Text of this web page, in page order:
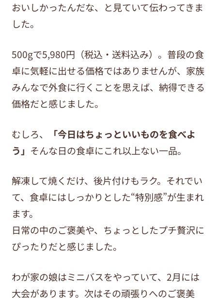
おいしかったんだな、と見ていて伝わってきま
した。
500gで5,980円（税込・送料込み）。普段の食
卓に気軽に出せる価格ではありませんが、家族
みんなで外食に行くことを思えば、納得できる
価格だと感じました。
むしろ、
「今日はちょっといいものを食べよ
う」 そんな日の食卓にこれ以上ない一品。
解凍して焼くだけ、後片付けもラク。それでい
て、食卓にはしっかりとした“特別感”が生まれ
ます。
日常の中のご褒美や、ちょっとしたプチ贅沢に
ぴったりだと感じました。
わが家の娘はミニバスをやっていて、 2月には
大会があります。次はその頑張りへのご褒美